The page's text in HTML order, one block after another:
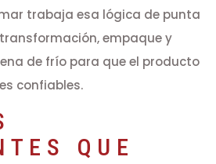
trabaja esa lógica de punta
empaque y
de frío para que el producto
confiables.
QUE